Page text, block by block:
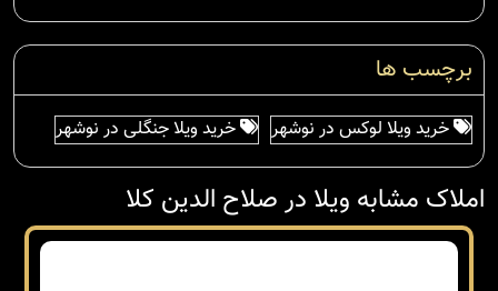
برچسب ها
خرید ویلا لوکس در نوشهر خرید ویلا جنگلی در نوشهر
املاک مشابه ویلا در صلاح الدین کلا